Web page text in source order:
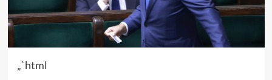
„`html